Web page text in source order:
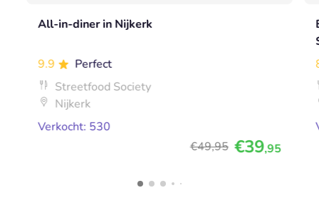
All-in-diner in Nijkerk
9.9
Perfect
Streetfood Society
Nijkerk
Verkocht: 530
€49,95 €39,95